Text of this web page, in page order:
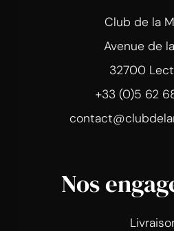
Club de la
Avenue de
32700
+33 (0)5 62
Nos